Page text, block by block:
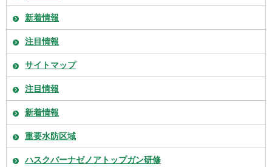
新着情報
注目情報
サイトマップ
注目情報
新着情報
重要水防区域
ハスクバーナゼノアトップガン研修